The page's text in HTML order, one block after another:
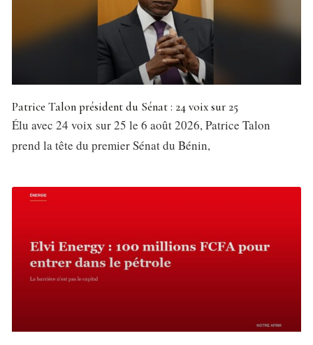
Patrice Talon président du Sénat : 24 voix sur 25
Élu avec 24 voix sur 25 le 6 août 2026, Patrice Talon
prend la tête du premier Sénat du Bénin,